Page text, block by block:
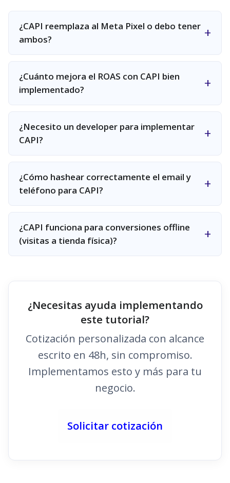
¿CAPI reemplaza al Meta Pixel o debo tener
ambos?
¿Cuánto mejora el ROAS con CAPI bien
implementado?
¿Necesito un developer para implementar
CAPI?
¿Cómo hashear correctamente el email y
teléfono para CAPI?
¿CAPI funciona para conversiones offline
(visitas a tienda física)?
¿Necesitas ayuda implementando
este tutorial?
Cotización personalizada con alcance
escrito en 48h, sin compromiso.
Implementamos esto y más para tu
negocio.
Solicitar cotización